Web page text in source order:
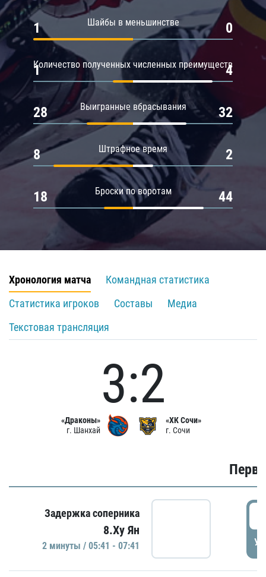
Шайбы в меньшинстве
1 0
Количество полученных численных преимуществ
1 4
Выигранные вбрасывания
28 32
Штрафное время
8 2
Броски по воротам
18 44
Хронология матча
Командная статистика
Статистика игроков
Составы
Медиа
Текстовая трансляция
«Драконы»
г. Шанхай
3:2
«ХК Сочи»
г. Сочи
Задержка соперника
8.Ху Ян
2 минуты / 05:41 - 07:41